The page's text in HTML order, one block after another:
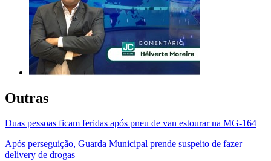
Outras
Duas pessoas ficam feridas após pneu de van estourar na MG-164
Após perseguição, Guarda Municipal prende suspeito de fazer
delivery de drogas